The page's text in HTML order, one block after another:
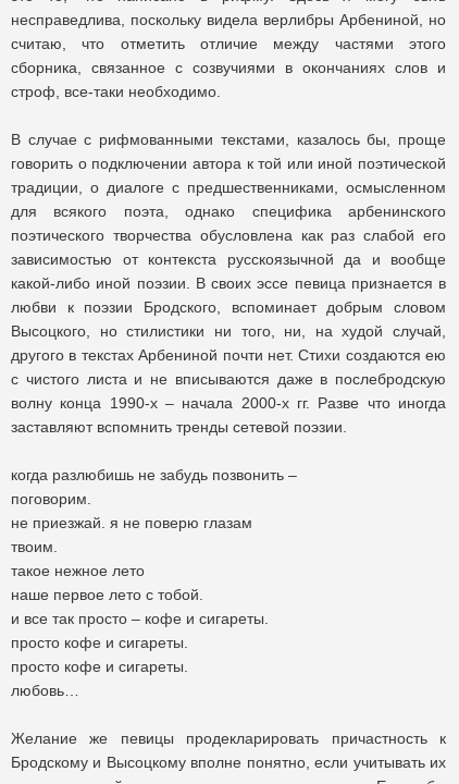
несправедлива, поскольку видела верлибры Арбениной, но
считаю, что отметить отличие между частями этого
сборника, связанное с созвучиями в окончаниях слов и
строф, все-таки необходимо.
В случае с рифмованными текстами, казалось бы, проще
говорить о подключении автора к той или иной поэтической
традиции, о диалоге с предшественниками, осмысленном
для всякого поэта, однако специфика арбенинского
поэтического творчества обусловлена как раз слабой его
зависимостью от контекста русскоязычной да и вообще
какой-либо иной поэзии. В своих эссе певица признается в
любви к поэзии Бродского, вспоминает добрым словом
Высоцкого, но стилистики ни того, ни, на худой случай,
другого в текстах Арбениной почти нет. Стихи создаются ею
с чистого листа и не вписываются даже в послебродскую
волну конца 1990-х ‒ начала 2000-х гг. Разве что иногда
заставляют вспомнить тренды сетевой поэзии.
когда разлюбишь не забудь позвонить ‒
поговорим.
не приезжай. я не поверю глазам
твоим.
такое нежное лето
наше первое лето с тобой.
и все так просто ‒ кофе и сигареты.
просто кофе и сигареты.
просто кофе и сигареты.
любовь…
Желание же певицы продекларировать причастность к
Бродскому и Высоцкому вполне понятно, если учитывать их